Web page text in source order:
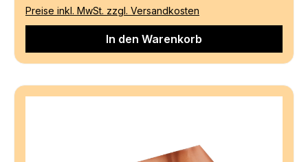
Preise inkl. MwSt. zzgl. Versandkosten
In den Warenkorb